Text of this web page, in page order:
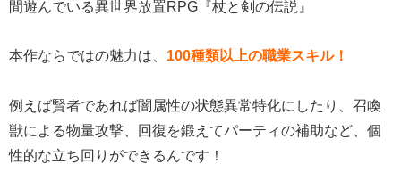
間遊んでいる異世界放置RPG『杖と剣の伝説』
本作ならではの魅力は、 100種類以上の職業スキル！
例えば賢者であれば闇属性の状態異常特化にしたり、召喚
獣による物量攻撃、回復を鍛えてパーティの補助など、個
性的な立ち回りができるんです！